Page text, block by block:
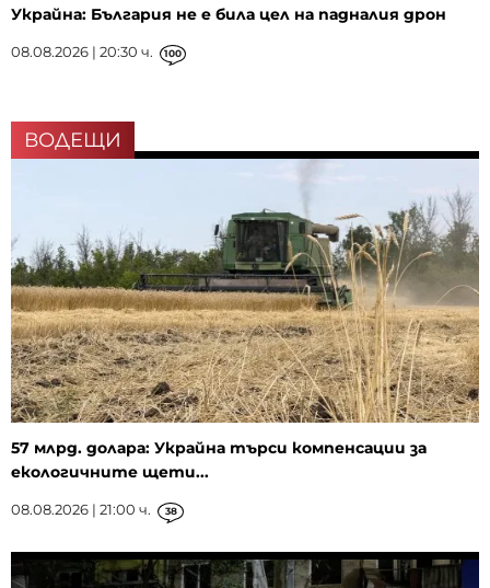
Украйна: България не е била цел на падналия дрон
08.08.2026 | 20:30 ч. 100
ВОДЕЩИ
57 млрд. долара: Украйна търси компенсации за
екологичните щети...
08.08.2026 | 21:00 ч. 38